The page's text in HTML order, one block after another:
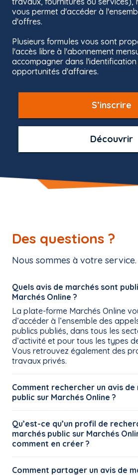
Veuillez saisir vos
Email
Inscrivez-vous
Bénéficiez de tous les
Online
Je suis un
J’ai déjà un
vous permet d'accéder à
d'offres.
Plusieurs formules vous sont
l'accès libre à l'abonnement
accompagner dans
opportunités d'affaires.
S’inscrire
Découvrir
Des questions ?
Nous sommes à votre service.
Quels avis de marchés sont
Marchés Online ?
La plate-forme Marchés Online
d’accéder à l’ensemble des
publics publiés, dans tous les
d’activité et pour tous les types
Vous retrouvez également des
travaux privés.
Comment rechercher un avis de
public sur Marchés Online ?
Qu’est-ce qu’un profil de
marchés public sur Marchés
comment en créer ?
Comment partager un avis de